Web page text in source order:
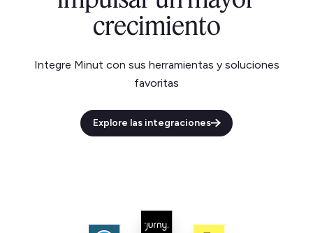
crecimiento
Integre Minut con sus herramientas y soluciones
favoritas
Explore las integraciones